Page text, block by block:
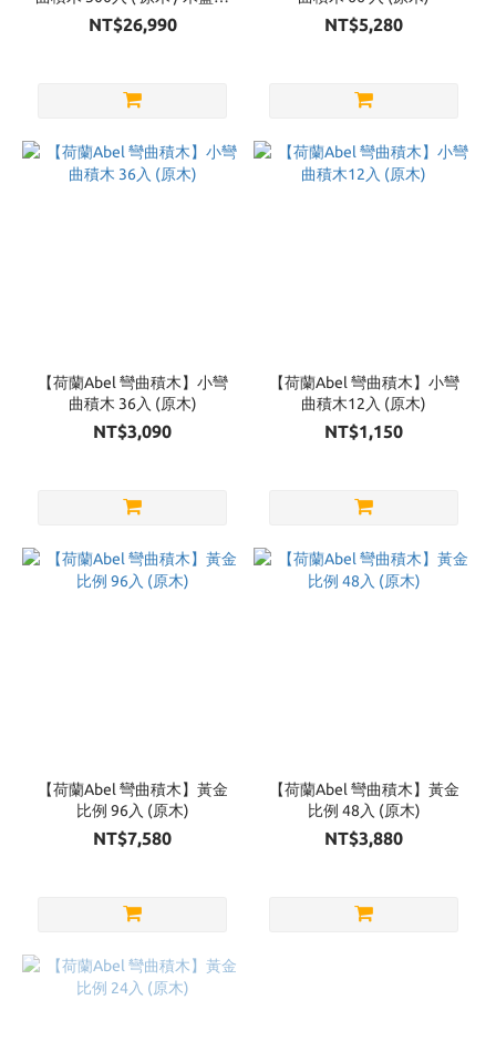
)
NT$26,990 NT$5,280
【荷蘭Abel 彎曲積木】小彎
曲積木 36入 (原木)
NT$3,090
【荷蘭Abel 彎曲積木】小彎
曲積木12入 (原木)
NT$1,150
【荷蘭Abel 彎曲積木】黃金
比例 96入 (原木)
NT$7,580
【荷蘭Abel 彎曲積木】黃金
比例 48入 (原木)
NT$3,880